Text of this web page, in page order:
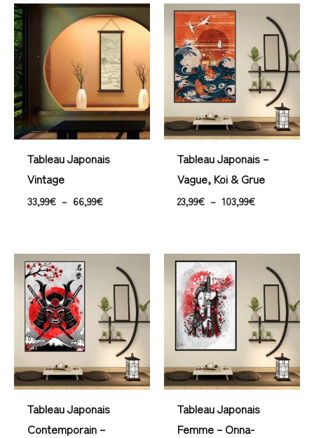
Tableau Japonais
Vintage
33,99€ – 66,99€
Plage
de
prix :
33,99€
à
66,99€
Tableau Japonais –
Vague, Koi & Grue
23,99€ – 103,99€
de
prix :
23,99€
à
103,99€
Tableau Japonais
Contemporain –
de
prix :
23,99€
à
138,99€
Tableau Japonais
Femme – Onna-
de
prix :
23,99€
à
106,99€